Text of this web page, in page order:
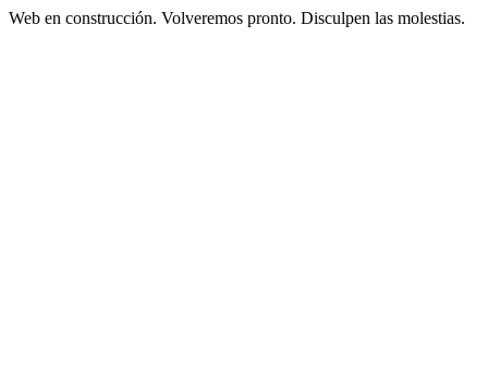
Web en construcción. Volveremos pronto. Disculpen las molestias.